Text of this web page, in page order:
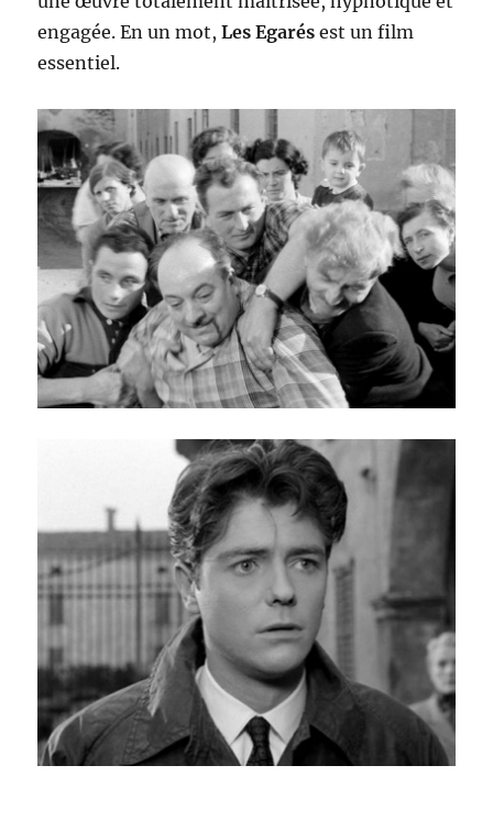
engagée. En un mot,Les Egarésest un film
essentiel.